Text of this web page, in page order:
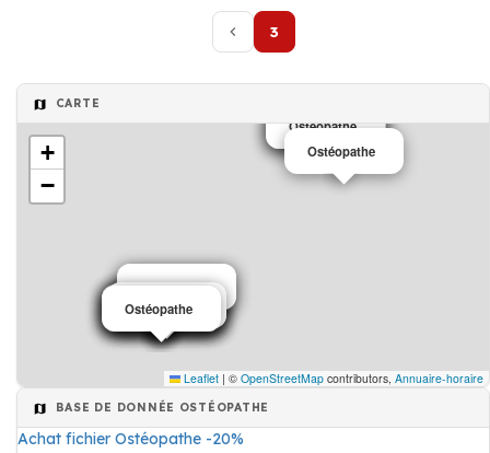
3
CARTE
Ostéopathe
Ostéopathe
Ostéopathe
Ostéopathe
Ostéopathe
Ostéopathe
Ostéopathe
Ostéopathe
Ostéopathe
Ostéopathe
Ostéopathe
Ostéopathe
Ostéopathe
Ostéopathe
+
−
Leaflet | © OpenStreetMap contributors, Annuaire-horaire
BASE DE DONNÉE OSTÉOPATHE
Achat fichier Ostéopathe -20%